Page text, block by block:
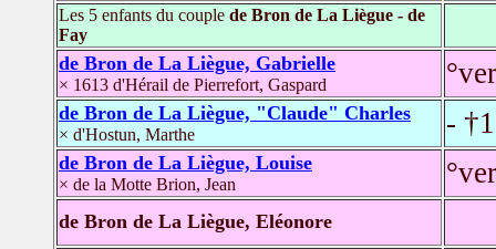
Les 5 enfants du couple de Bron de La Liègue - de
Fay
de Bron de La Liègue, Gabrielle
× 1613 d'Hérail de Pierrefort, Gaspard
de Bron de La Liègue, "Claude" Charles
× d'Hostun, Marthe -
de Bron de La Liègue, Louise
× de la Motte Brion, Jean
de Bron de La Liègue, Eléonore